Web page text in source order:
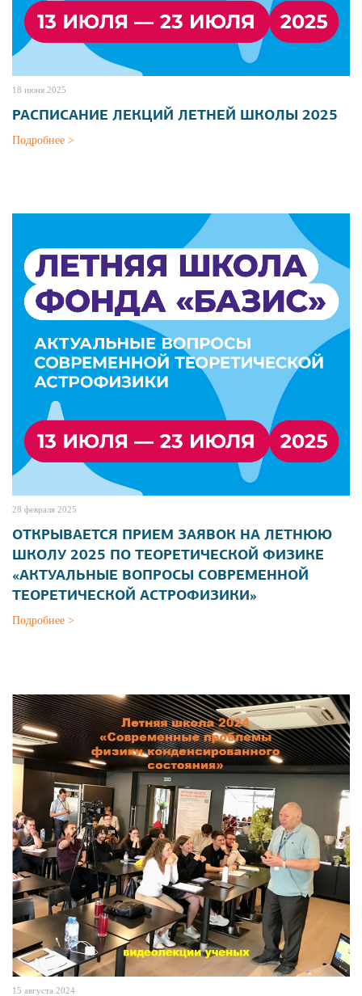
18 июня 2025
РАСПИСАНИЕ ЛЕКЦИЙ ЛЕТНЕЙ ШКОЛЫ 2025
Подробнее >
28 февраля 2025
ОТКРЫВАЕТСЯ ПРИЕМ ЗАЯВОК НА ЛЕТНЮЮ
ШКОЛУ 2025 ПО ТЕОРЕТИЧЕСКОЙ ФИЗИКЕ
«АКТУАЛЬНЫЕ ВОПРОСЫ СОВРЕМЕННОЙ
ТЕОРЕТИЧЕСКОЙ АСТРОФИЗИКИ»
Подробнее >
15 августа 2024